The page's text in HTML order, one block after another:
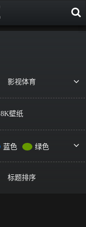
影视体育
简约主义
8K壁纸
蓝色
绿色
灰色
黑色
标题排序